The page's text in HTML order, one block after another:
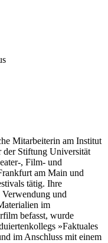
Mitarbeiterin am Institut
der Stiftung Universität
, Film- und
am Main und
tätig. Ihre
und
im
befasst, wurde
»Faktuales
im Anschluss mit einem